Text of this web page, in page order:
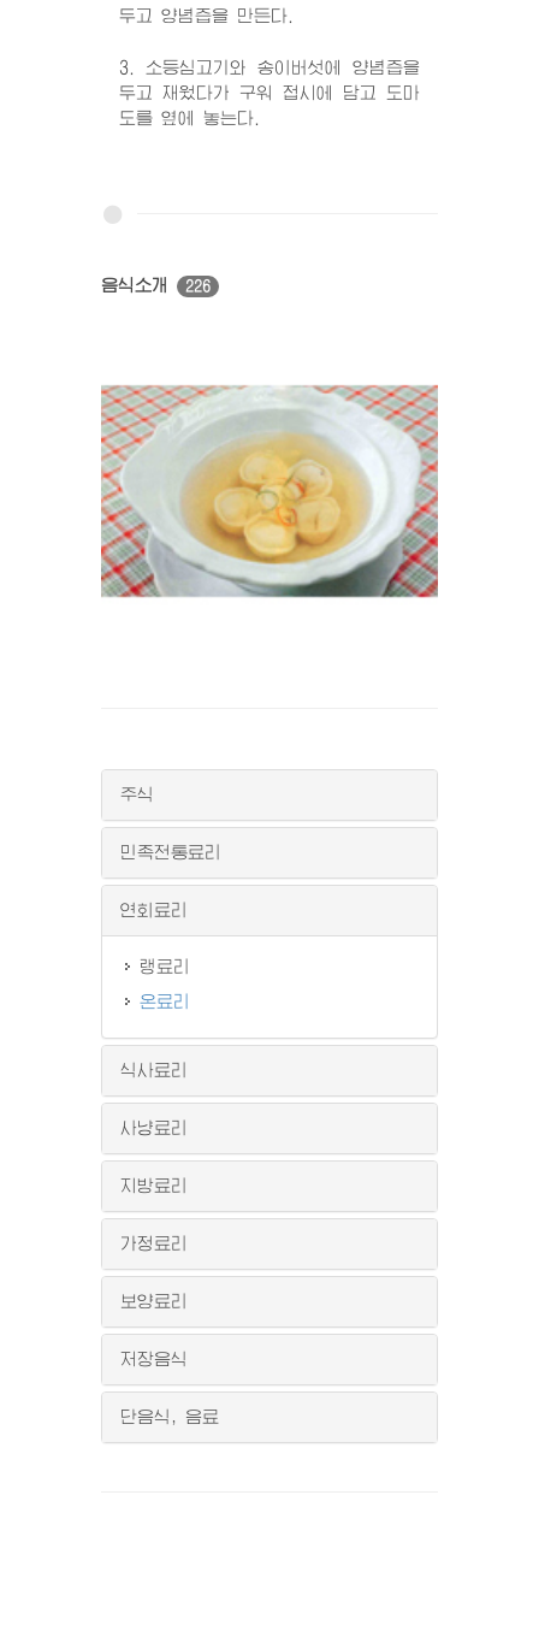
두고 양념즙을 만든다.
3. 소등심고기와 송이버섯에 양념즙을
두고 재웠다가 구워 접시에 담고 도마
도를 옆에 놓는다.
음식소개 226
주식
민족전통료리
연회료리
랭료리
온료리
식사료리
사냥료리
지방료리
가정료리
보양료리
저장음식
단음식, 음료